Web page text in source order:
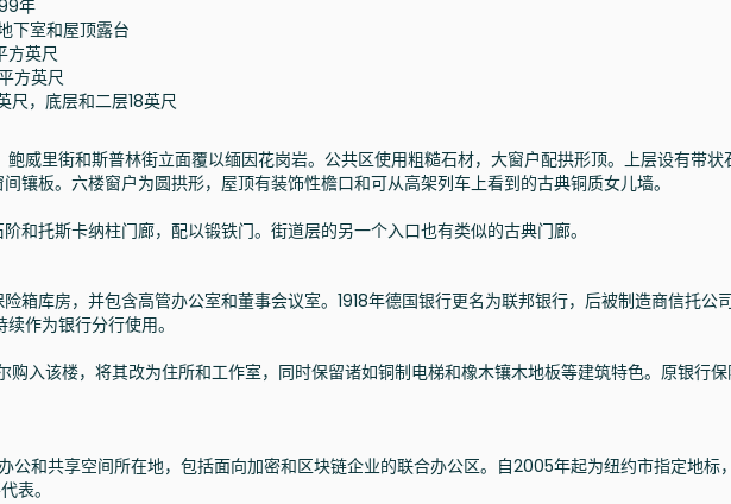
年
下室和屋顶露台
方英尺
方英尺
尺，底层和二层18英尺
鲍威里街和斯普林街立面覆以缅因花岗岩。公共区使用粗糙石材，大窗户配拱形顶。上层设有带状
镶板。六楼窗户为圆拱形，屋顶有装饰性檐口和可从高架列车上看到的古典铜质女儿墙。
和托斯卡纳柱门廊，配以锻铁门。街道层的另一个入口也有类似的古典门廊。
箱库房，并包含高管办公室和董事会议室。1918年德国银行更名为联邦银行，后被制造商信托公
作为银行分行使用。
购入该楼，将其改为住所和工作室，同时保留诸如铜制电梯和橡木镶木地板等建筑特色。原银行
公和共享空间所在地，包括面向加密和区块链企业的联合办公区。自2005年起为纽约市指定地标
表。